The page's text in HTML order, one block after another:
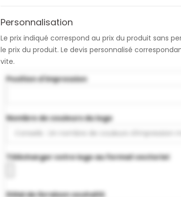
Personnalisation
Le prix indiqué correspond au prix du produit sans
le prix du produit. Le devis personnalisé
vite.
Position d'impression
Nombre de couleurs du logo
Télécharger votre logo au format vectoriel
Délai de livraison souhaité